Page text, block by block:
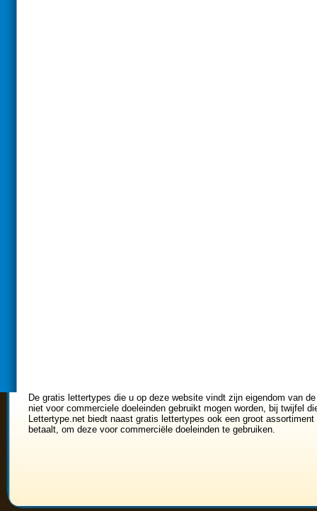
De gratis lettertypes die u op deze website vindt zijn eigendom van
niet voor commerciele doeleinden gebruikt mogen worden, bij twijfel
Lettertype.net biedt naast gratis lettertypes ook een groot
betaalt, om deze voor commerciële doeleinden te gebruiken.